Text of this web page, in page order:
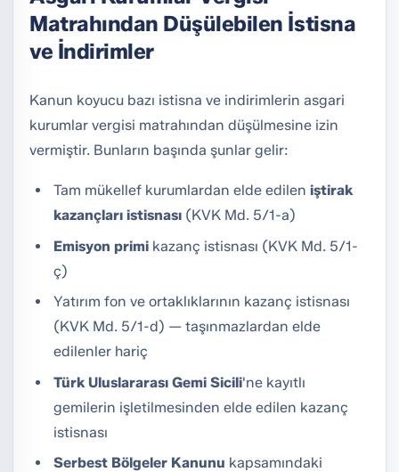
Matrahından Düşülebilen İstisna
ve İndirimler
Kanun koyucu bazı istisna ve indirimlerin asgari
kurumlar vergisi matrahından düşülmesine izin
vermiştir. Bunların başında şunlar gelir:
Tam mükellef kurumlardan elde edilen iştirak
kazançları istisnası (KVK Md. 5/1-a)
Emisyon primi kazanç istisnası (KVK Md. 5/1-
ç)
Yatırım fon ve ortaklıklarının kazanç istisnası
(KVK Md. 5/1-d) — taşınmazlardan elde
edilenler hariç
Türk Uluslararası Gemi Sicili'ne kayıtlı
gemilerin işletilmesinden elde edilen kazanç
istisnası
Serbest Bölgeler Kanunu kapsamındaki